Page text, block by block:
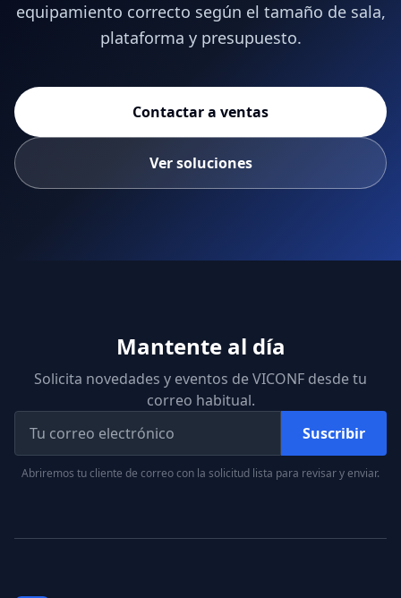
equipamiento correcto según el tamaño de sala,
plataforma y presupuesto.
Contactar a ventas
Ver soluciones
Mantente al día
Solicita novedades y eventos de VICONF desde tu
correo habitual.
Suscribir
Abriremos tu cliente de correo con la solicitud lista para revisar y enviar.